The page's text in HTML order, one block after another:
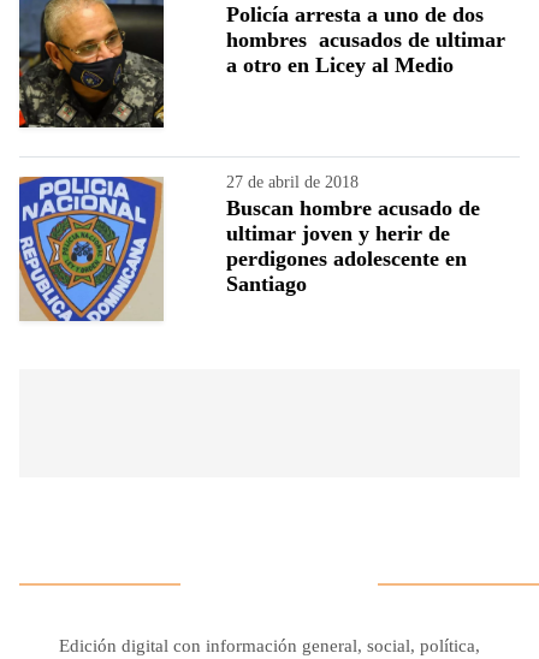
Policía arresta a uno de dos
hombres acusados de ultimar
a otro en Licey al Medio
27 de abril de 2018
Buscan hombre acusado de
ultimar joven y herir de
perdigones adolescente en
Santiago
Edición digital con información general, social, política,